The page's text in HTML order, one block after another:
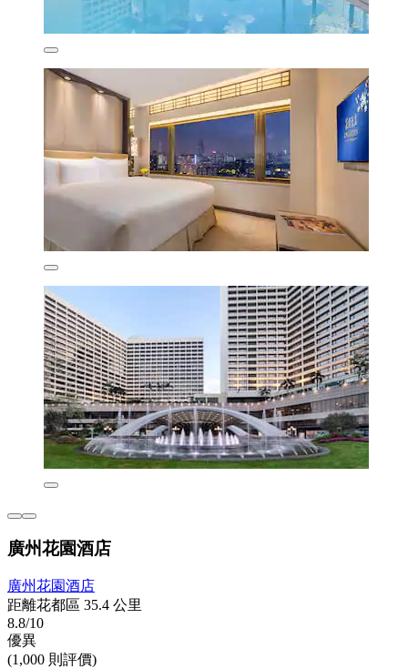
廣州花園酒店
廣州花園酒店
距離花都區 35.4 公里
8.8/10
優異
(1,000 則評價)